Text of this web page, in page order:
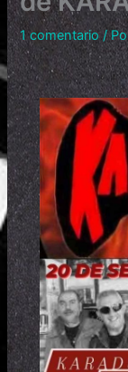
1 comentario /